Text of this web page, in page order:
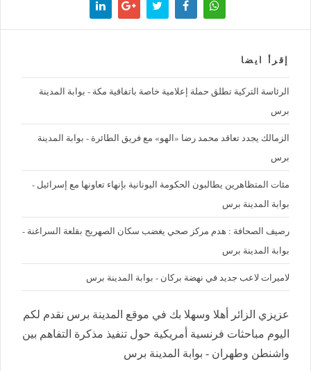
إقرأ ايضا
الرئاسة التركية تطلق حملة إعلامية خاصة باتفاقية مكة - بوابة المدينة
برس
الزمالك يجدد تعاقد محمد رضا «الهو» مع فريق الطائرة - بوابة المدينة
برس
مئات المتظاهرين يطالبون الحكومة اليونانية بإنهاء تعاونها مع إسرائيل -
بوابة المدينة برس
رصيف الصحافة : هدم مركز صحي يغضب سكان الصهريج بقلعة السراغنة -
بوابة المدينة برس
لاميرات لاعب جديد في نهضة بركان - بوابة المدينة برس
عزيزي الزائر أهلا وسهلا بك في موقع المدينة برس نقدم لكم
اليوم مباحثات فرنسية أمريكية حول تنفيذ مذكرة التفاهم بين
واشنطن وطهران - بوابة المدينة برس